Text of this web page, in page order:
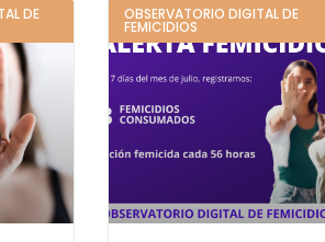
DE OBSERVATORIO DIGITAL DE
FEMICIDIOS